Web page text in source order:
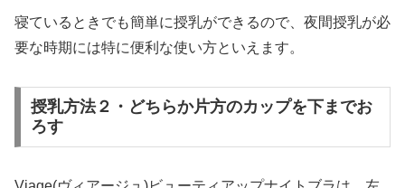
寝ているときでも簡単に授乳ができるので、夜間授乳が必
要な時期には特に便利な使い方といえます。
授乳方法２・どちらか片方のカップを下までお
ろす